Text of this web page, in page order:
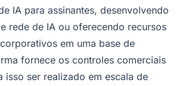
IA para assinantes, desenvolvendo
rede de IA ou oferecendo recursos
em uma base de
fornece os controles comerciais
isso ser realizado em escala de